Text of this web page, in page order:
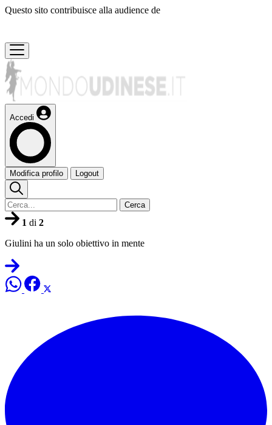
Questo sito contribuisce alla audience de
Accedi
Modifica profilo Logout
Cerca
1 di 2
Giulini ha un solo obiettivo in mente